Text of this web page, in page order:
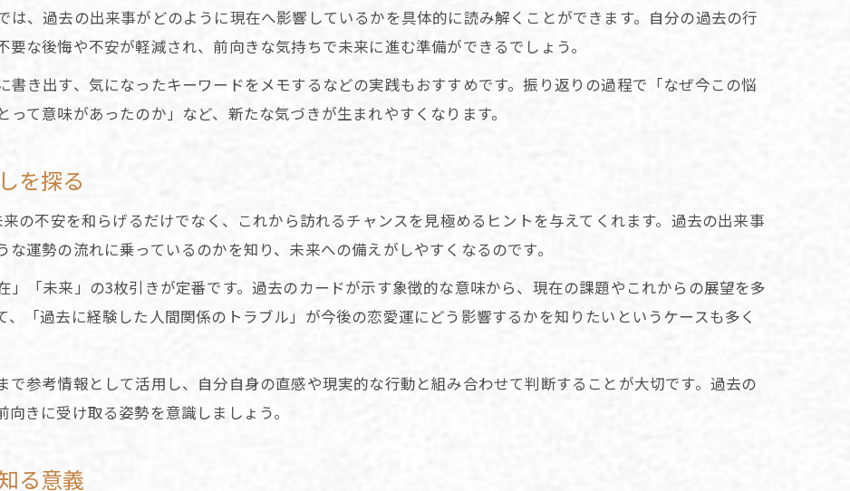
過去の出来事を占いで深く理解するポイント
人生占いで過去の意味を探る実践アドバイス
過去の自分占いが今の行動に与える影響
四柱推命で過去の運勢を読み解く方法
過去現在未来占いの活用例とおすすめ手法
過去の運勢分析で未来に備えるコツ
占いで未来の転機を見逃さない秘訣
は、過去の出来事がどのように現在へ影響しているかを具体的に読み解くことができます。自分の過去の行
な後悔や不安が軽減され、前向きな気持ちで未来に進む準備ができるでしょう。
き出す、気になったキーワードをメモするなどの実践もおすすめです。振り返りの過程で「なぜ今この悩
て意味があったのか」など、新たな気づきが生まれやすくなります。
を探る
の不安を和らげるだけでなく、これから訪れるチャンスを見極めるヒントを与えてくれます。過去の出来事
運勢の流れに乗っているのかを知り、未来への備えがしやすくなるのです。
」「未来」の3枚引きが定番です。過去のカードが示す象徴的な意味から、現在の課題やこれからの展望を多
「過去に経験した人間関係のトラブル」が今後の恋愛運にどう影響するかを知りたいというケースも多く
で参考情報として活用し、自分自身の直感や現実的な行動と組み合わせて判断することが大切です。過去の
きに受け取る姿勢を意識しましょう。
る意義